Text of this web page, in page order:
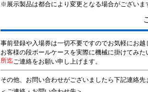
※展示製品は都合により変更となる場合がございま
事前登録や入場券は一切不要ですのでお気軽にお越
お客様の段ボールケースを実際に機械に掛けてみた
所迄ご連絡をお願い申し上げます。
その他、お問い合わせがございましたら下記連絡先